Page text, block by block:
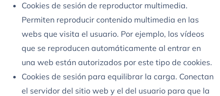
Cookies de sesión de reproductor multimedia.
Permiten reproducir contenido multimedia en las
webs que visita el usuario. Por ejemplo, los vídeos
que se reproducen automáticamente al entrar en
una web están autorizados por este tipo de cookies.
Cookies de sesión para equilibrar la carga. Conectan
el servidor del sitio web y el del usuario para que la